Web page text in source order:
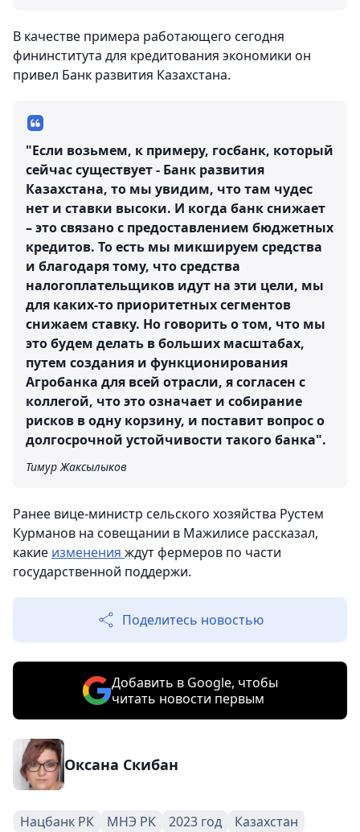
В качестве примера работающего сегодня
фининститута для кредитования экономики он
привел Банк развития Казахстана.
"Если возьмем, к примеру, госбанк, который
сейчас существует - Банк развития
Казахстана, то мы увидим, что там чудес
нет и ставки высоки. И когда банк снижает
– это связано с предоставлением бюджетных
кредитов. То есть мы микшируем средства
и благодаря тому, что средства
налогоплательщиков идут на эти цели, мы
для каких-то приоритетных сегментов
снижаем ставку. Но говорить о том, что мы
это будем делать в больших масштабах,
путем создания и функционирования
Агробанка для всей отрасли, я согласен с
коллегой, что это означает и собирание
рисков в одну корзину, и поставит вопрос о
долгосрочной устойчивости такого банка".
Тимур Жаксылыков
Ранее вице-министр сельского хозяйства Рустем
Курманов на совещании в Мажилисе рассказал,
какие изменения ждут фермеров по части
государственной поддержи.
Поделитесь новостью
Добавить в Google, чтобы
читать новости первым
Оксана Скибан
Нацбанк РК МНЭ РК 2023 год Казахстан